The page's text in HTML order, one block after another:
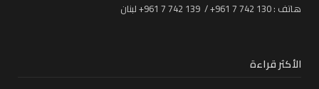
هاتف : 130 742 7 961+ / 139 742 7 961+ لبنان
الأكثر قراءة